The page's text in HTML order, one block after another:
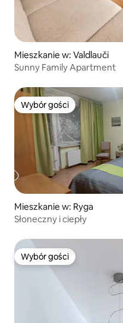
Mieszkanie w: Valdlauči
Sunny Family Apartment
Wybór gości
Wybór gości
Mieszkanie w: Ryga
Słoneczny i ciepły
Wybór gości
Wybór gości